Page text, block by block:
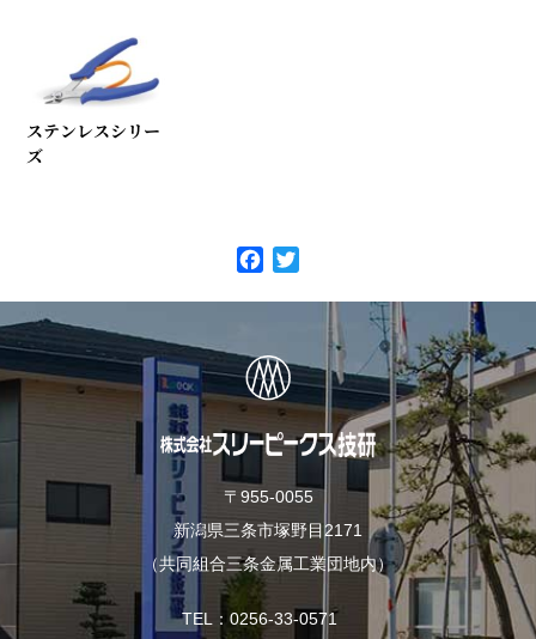
ステンレスシリー
ズ
b
o
k
t
e
〒955-0055
新潟県三条市塚野目2171
（共同組合三条金属工業団地内）
TEL 0256-33-0571